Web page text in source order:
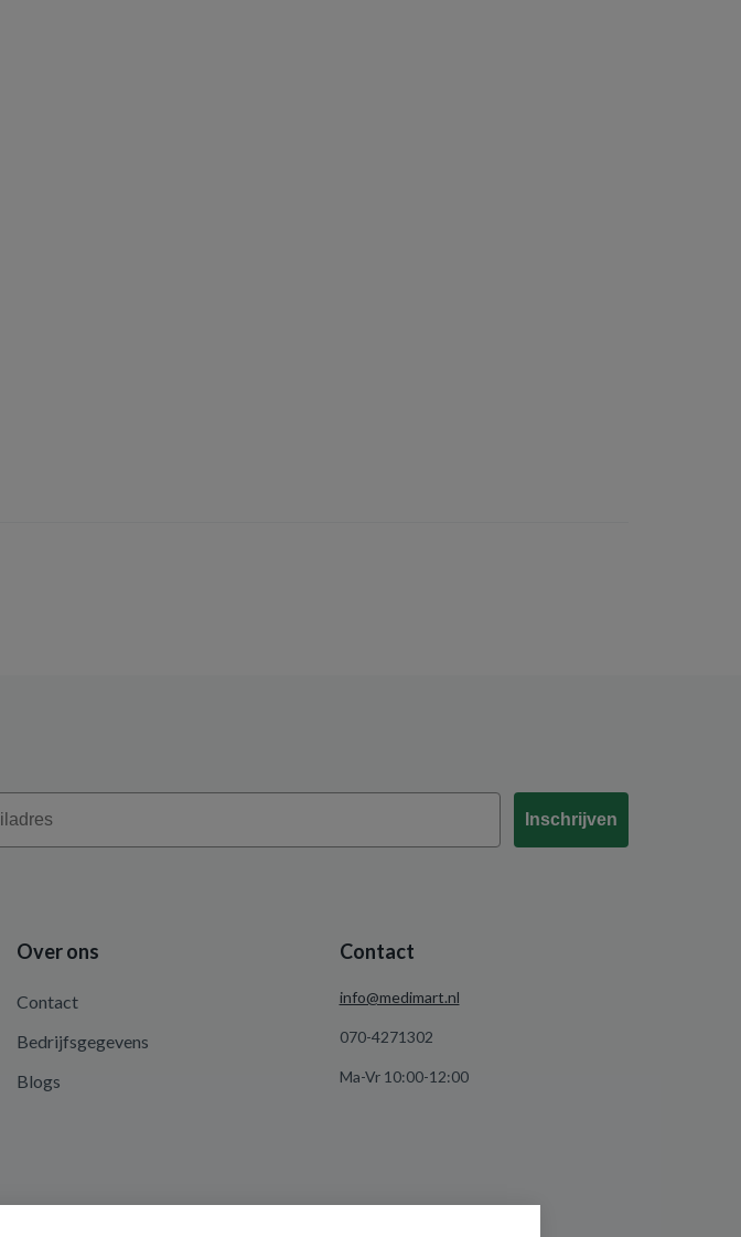
Inschrijven
Over ons
Contact
Bedrijfsgegevens
Blogs
Contact
info@medimart.nl
070-4271302
Ma-Vr 10:00-12:00